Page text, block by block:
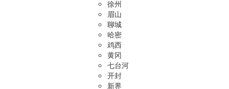
徐州
眉山
聊城
哈密
鸡西
黄冈
七台河
开封
新界